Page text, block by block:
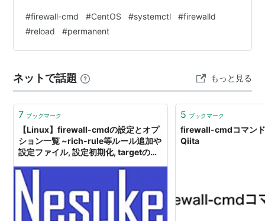
firewall-cmdコマンドでルールを追加するときに--
permanentオプションを使用します。 このオプションを
付けることで、設定が恒久的に保存されます。 sudo f…
#firewall-cmd #CentOS #systemctl #firewalld
#reload #permanent
ネットで話題 もっと見る
7 ブックマーク
【Linux】firewall-cmdの設定とオプ
ション一覧 ~rich-rule等ルール追加や
設定ファイル, 設定初期化, targetの意
5 ブックマーク
firewall-cmdコマン
Qiita